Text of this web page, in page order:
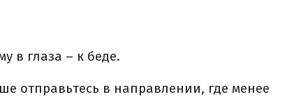
в глаза – к беде.
отправьтесь в направлении, где менее